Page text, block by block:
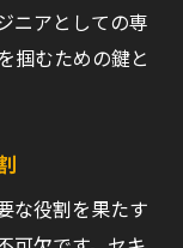
ニアとしての専
掴むための鍵と
な役割を果たす